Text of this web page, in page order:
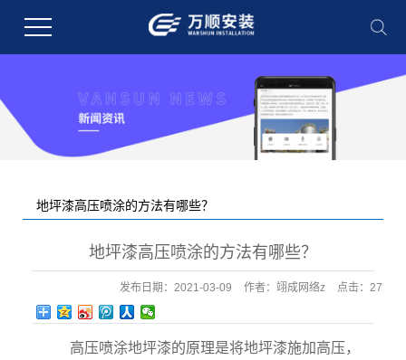
地坪漆高压喷涂的方法有哪些？
地坪漆高压喷涂的方法有哪些？
发布日期： 2021-03-09 作者： 翊成网络z 点击： 277
高压喷涂地坪漆的原理是将地坪漆施加高压，